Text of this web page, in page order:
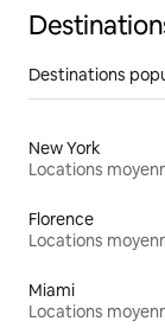
Destinations
New York
Florence
Miami